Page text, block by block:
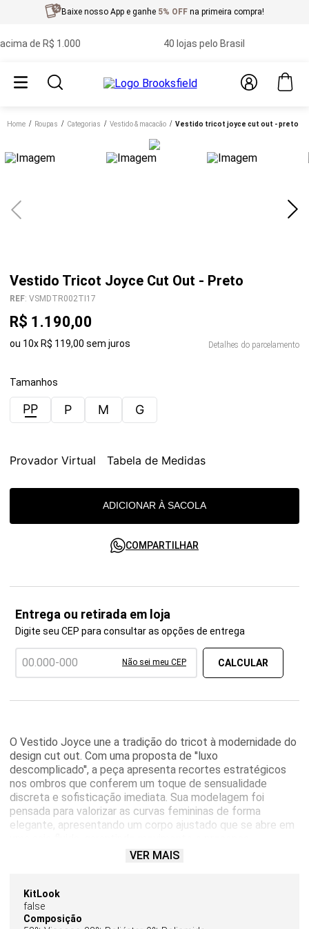
Baixe nosso App e ganhe 5% OFF na primeira compra!
de R$ 1.000 40 lojas pelo Brasil
Home roupas categorias vestido & macacão vestido tricot joyce cut out - preto
Vestido Tricot Joyce Cut Out - Preto
REF: VSMDTR002TI17
R$ 1 .190,00
ou 10x R$ 119,00 sem juros Detalhes do parcelamento
Tamanhos
PP P M G
Provador Virtual Tabela de Medidas
ADICIONAR À SACOLA
COMPARTILHAR
Entrega ou retirada em loja
Digite seu CEP para consultar as opções de entrega
Não sei meu CEP
O Vestido Joyce une a tradição do tricot à modernidade do
design cut out. Com uma proposta de ''luxo
descomplicado'', a peça apresenta recortes estratégicos
nos ombros que conferem um toque de sensualidade
discreta e sofisticação imediata. Sua modelagem foi
pensada para valorizar as curvas femininas de forma
elegante, apresentando um corpo ajustado que se abre em
Confeccionado em tricot de trama fechada e toque macio,
acabamento canelado sutil ao longo do corpo proporciona
não apenas um ajuste perfeito, mas também uma textura
rica que eleva o visual.
VER MAIS
KitLook
false
Composição